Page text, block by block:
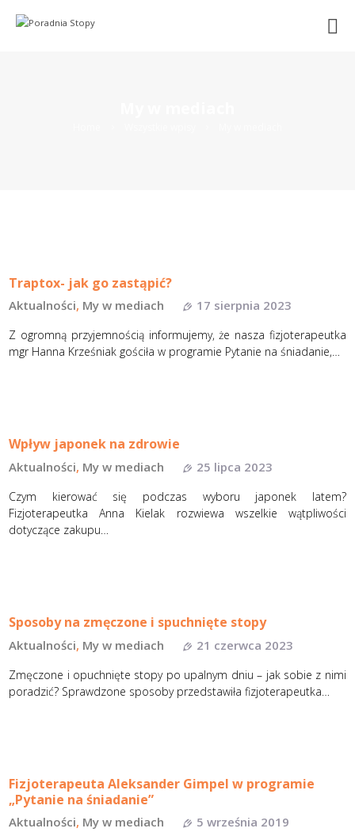
HALUKSY
Traptox- jak go zastąpić?
Aktualności, My w mediach 17 sierpnia 2023
Z ogromną przyjemnością informujemy, że nasza fizjoterapeutka
mgr Hanna Krześniak gościła w programie Pytanie na śniadanie,…
Wpływ japonek na zdrowie
Aktualności, My w mediach 25 lipca 2023
Czym kierować się podczas wyboru japonek latem?
Fizjoterapeutka Anna Kielak rozwiewa wszelkie wątpliwości
dotyczące zakupu…
Sposoby na zmęczone i spuchnięte stopy
Aktualności, My w mediach 21 czerwca 2023
Zmęczone i opuchnięte stopy po upalnym dniu – jak sobie z nimi
poradzić? Sprawdzone sposoby przedstawiła fizjoterapeutka…
Fizjoterapeuta Aleksander Gimpel w programie
„Pytanie na śniadanie”
Aktualności, My w mediach 5 września 2019